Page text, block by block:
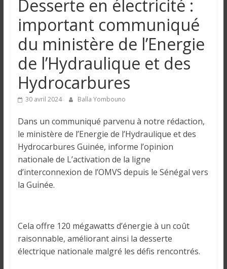
n
g
u
e
Desserte en électricité :
important communiqué
du ministère de l’Energie
de l’Hydraulique et des
Hydrocarbures
30 avril 2024 Balla Yombouno
Dans un communiqué parvenu à notre rédaction,
le ministère de l’Energie de l’Hydraulique et des
Hydrocarbures Guinée, informe l’opinion
nationale de L’activation de la ligne
d’interconnexion de l’OMVS depuis le Sénégal vers
la Guinée.
Cela offre 120 mégawatts d’énergie à un coût
raisonnable, améliorant ainsi la desserte
électrique nationale malgré les défis rencontrés.